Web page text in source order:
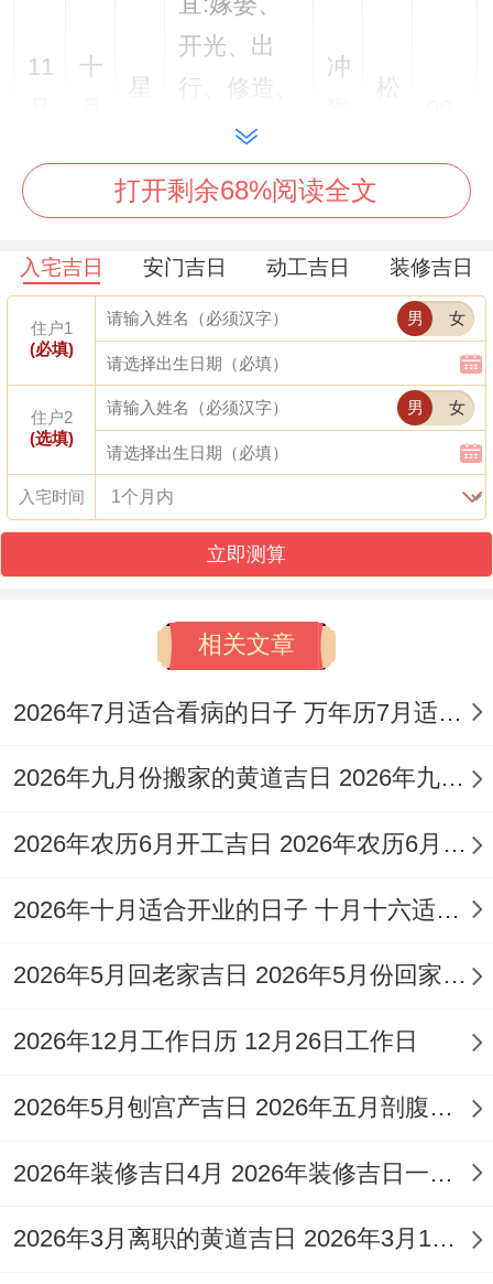
11
十
星
四
开光、出
行、修造、
动土、入
宅；忌:祈
福、祭祀、
伐木
冲
北
松
木
月
日
八
星
期
一
宜:纳采、
嫁娶、祭
祀、修造、
动土、入
宅；忌:上
梁、开仓、
盖屋
沙
中
金
98
月
日
月
九
期
二
宜:祭祀、
祈福、修
造、栽种、
嫁娶、入
宅、移徙
冲
牛
西
下
火
-/
月
22
月
十
星
日
嫁娶、祭
祀、修造、
屋；忌:作
灶、经络、
马
煞
壁
土
96
11 十
宜:嫁娶、
纳采、祭
冲
打开剩余68%阅读全文
入宅吉日 安门吉日 动工吉日 装修吉日
住户1
(必填)
男 女
住户2
(选填)
男 女
入宅时间
立即测算
相关文章
2026年7月适合看病的日子 万年历7月适合看病的日子
2026年九月份搬家的黄道吉日 2026年九月份出生要什么时候怀孕
2026年农历6月开工吉日 2026年农历6月建房开工动土吉日
2026年十月适合开业的日子 十月十六适合开业吗
2026年5月回老家吉日 2026年5月份回家吉日
2026年12月工作日历 12月26日工作日
2026年5月刨宫产吉日 2026年五月剖腹产吉日
2026年装修吉日4月 2026年装修吉日一览表6月
2026年3月离职的黄道吉日 2026年3月16日黄道吉日离职